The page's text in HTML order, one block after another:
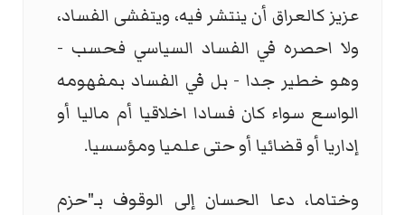
عزيز كالعراق أن ينتشر فيه، ويتفشى الفساد،
ولا احصره في الفساد السياسي فحسب -
وهو خطير جدا - بل في الفساد بمفهومه
الواسع سواء كان فسادا اخلاقيا أم ماليا أو
إداريا أو قضائيا أو حتى علميا ومؤسسيا.
وختاما، دعا الحسان إلى الوقوف بـ"حزم